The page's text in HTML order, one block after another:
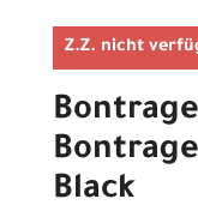
Z.Z. nicht
Black